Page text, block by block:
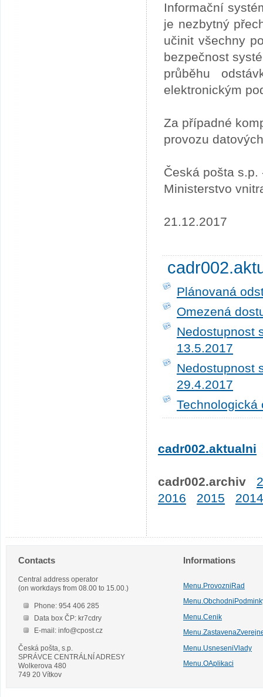
Informační
je nezbytný
učinit všechny
bezpečnost
průběhu
elektronickým
Za případné
provozu
Česká pošta s.p.
Ministerstvo
21.12.2017
Plánovaná
Omezená
Nedostupnost
13.5.2017
Nedostupnost
29.4.2017
Technologická
cadr002.aktualni
cadr002.archiv
2016
2015 2014
Contacts
Central address operator
(on workdays from 08.00 to 15.00.)
Phone: 954 406 285
Data box ČP: kr7cdry
E-mail: info@cpost.cz
Česká pošta, s.p.
SPRÁVCE CENTRÁLNÍ ADRESY
Wolkerova 480
749 20 Vítkov
Informations
Menu.ProvozniRad
Menu.Cenik
Menu.UsneseniVlady
Menu.OAplikaci